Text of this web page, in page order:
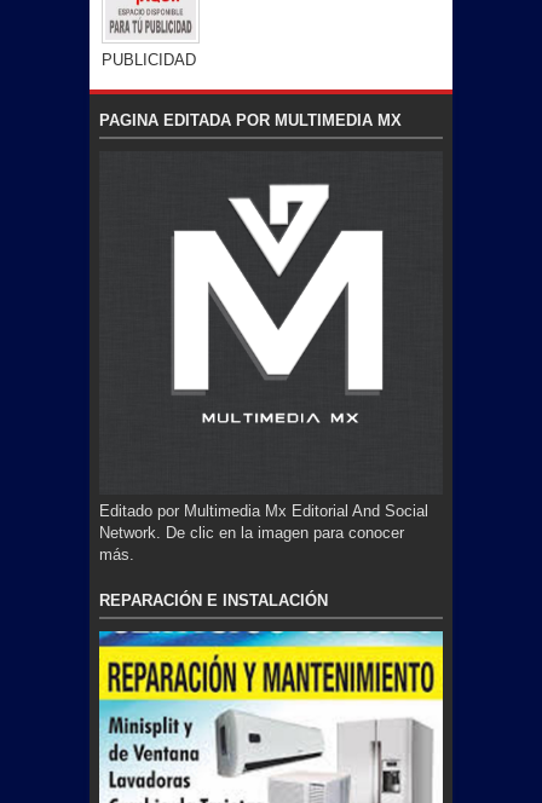
PUBLICIDAD
PAGINA EDITADA POR MULTIMEDIA MX
Editado por Multimedia Mx Editorial And Social
Network. De clic en la imagen para conocer
más.
REPARACIÓN E INSTALACIÓN